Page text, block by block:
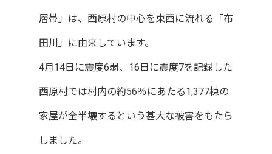
層帯」は、西原村の中心を東西に流れる「布
田川」に由来しています。
4月14日に震度6弱、16日に震度7を記録した
西原村では村内の約56％にあたる1,377棟の
家屋が全半壊するという甚大な被害をもたら
しました。